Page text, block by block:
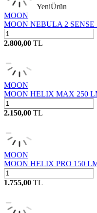
YeniÜrün
MOON
MOON NEBULA 2
2.800,00 TL
MOON
MOON HELIX MAX 250
2.150,00 TL
MOON
MOON HELIX PRO 150
1.755,00 TL